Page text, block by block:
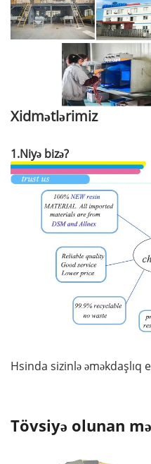
Xidmətlərimiz
1.Niyə bizə?
Hsinda sizinlə əməkdaşlıq
Tövsiyə olunan